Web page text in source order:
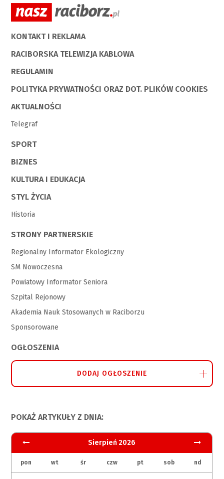
KONTAKT I REKLAMA
RACIBORSKA TELEWIZJA KABLOWA
REGULAMIN
POLITYKA PRYWATNOŚCI ORAZ DOT. PLIKÓW COOKIES
AKTUALNOŚCI
Telegraf
SPORT
BIZNES
KULTURA I EDUKACJA
STYL ŻYCIA
Historia
STRONY PARTNERSKIE
Regionalny Informator Ekologiczny
SM Nowoczesna
Powiatowy Informator Seniora
Szpital Rejonowy
Akademia Nauk Stosowanych w Raciborzu
Sponsorowane
OGŁOSZENIA
DODAJ OGŁOSZENIE
POKAŻ ARTYKUŁY Z DNIA:
Sierpień 2026
pon wt śr czw pt sob nd